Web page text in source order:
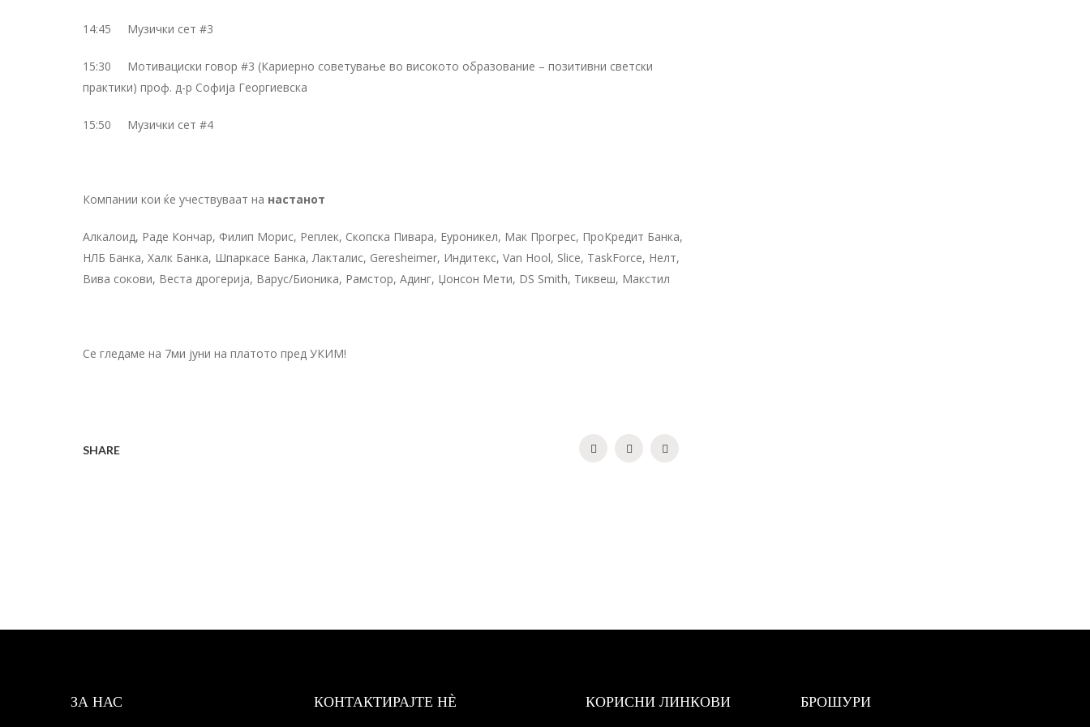
14:45 Музички сет #3
15:30 Мотивациски говор #3 (Кариерно советување во високото образование – позитивни светски
практики) проф. д-р Софија Георгиевска
15:50 Музички сет #4
Компании кои ќе учествуваат на настанот
Алкалоид, Раде Кончар, Филип Морис, Реплек, Скопска Пивара, Еуроникел, Мак Прогрес, ПроКредит Банка,
НЛБ Банка, Халк Банка, Шпаркасе Банка, Лакталис, Geresheimer, Индитекс, Van Hool, Slice, TaskForce, Нелт,
Вива сокови, Веста дрогерија, Варус/Бионика, Рамстор, Адинг, Џонсон Мети, DS Smith, Тиквеш, Макстил
Се гледаме на 7ми јуни на платото пред УКИМ!
SHARE
ЗА НАС КОНТАКТИРАЈТЕ НÈ КОРИСНИ ЛИНКОВИ БРОШУРИ